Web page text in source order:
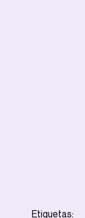
Etiquetas: